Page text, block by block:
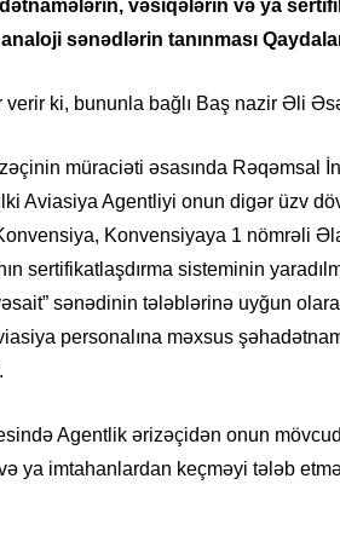
vəsiqələrin və ya
sənədlərin tanınması
verir ki, bununla bağlı Baş nazir Əli
müraciəti əsasında Rəqəmsal
Aviasiya Agentliyi onun digər üzv
Konvensiyaya 1 nömrəli
sertifikatlaşdırma sisteminin
sənədinin tələblərinə uyğun
personalına məxsus
Agentlik ərizəçidən onun
ya imtahanlardan keçməyi tələb